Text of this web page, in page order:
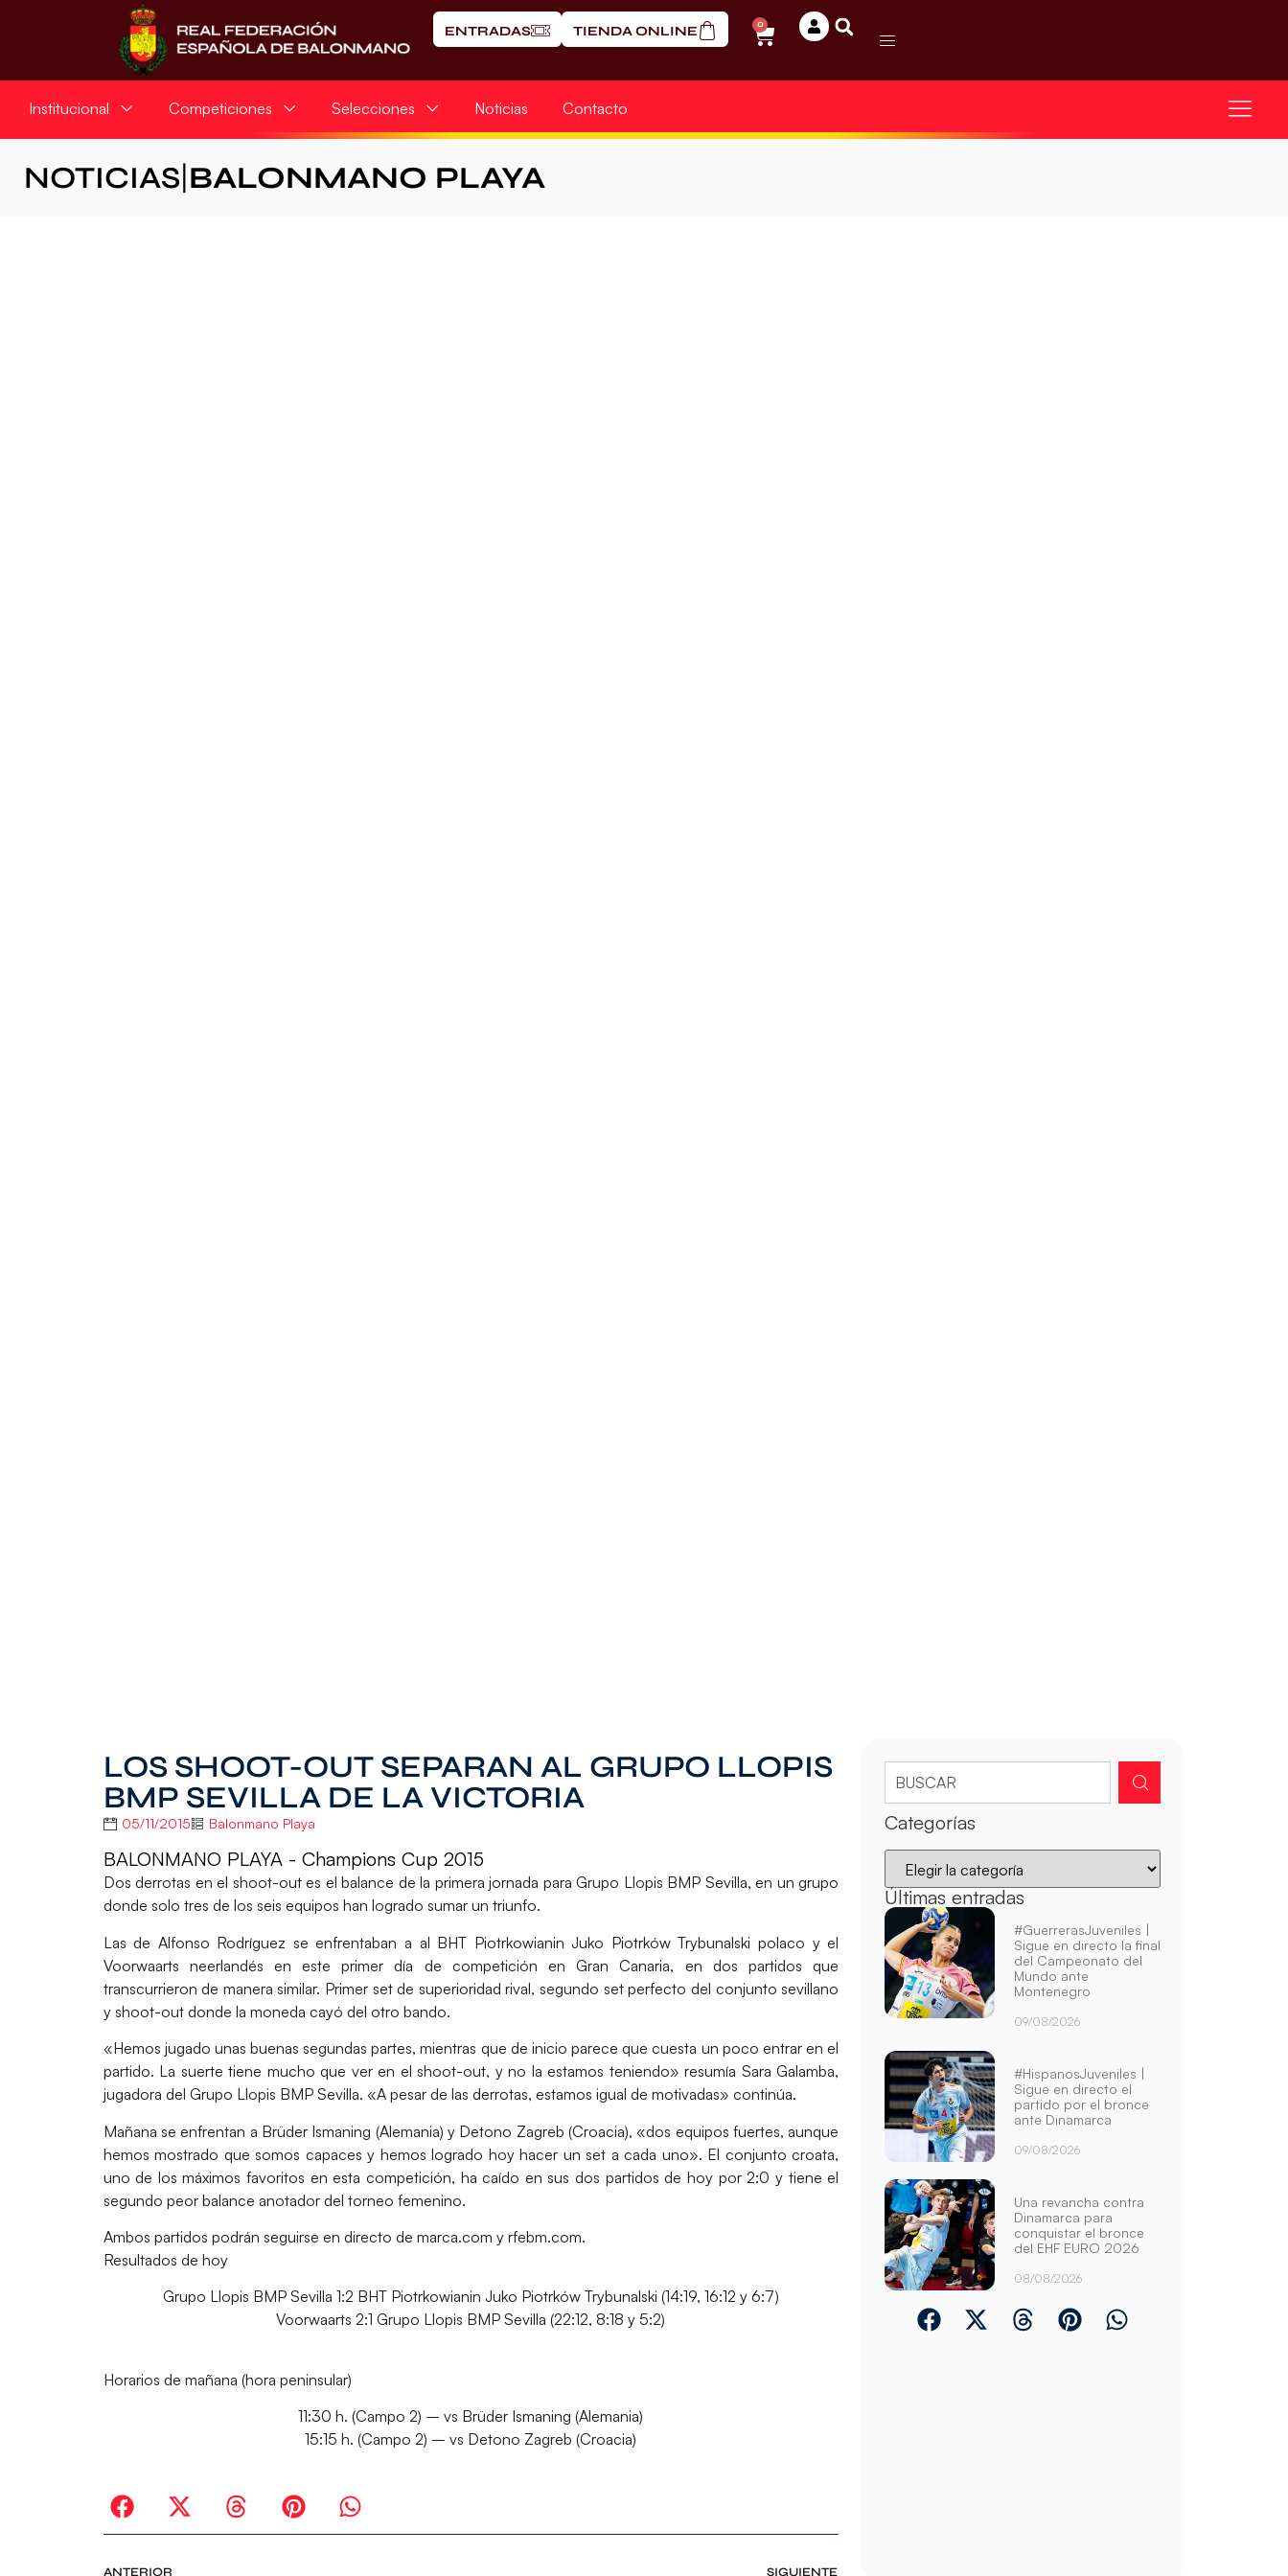
ENTRADAS TIENDA ONLINE 0
Institucional Competiciones Selecciones Noticias Contacto
NOTICIAS BALONMANO PLAYA
LOS SHOOT-OUT SEPARAN AL GRUPO LLOPIS
BMP SEVILLA DE LA VICTORIA
05/11/2015 Balonmano Playa
BALONMANO PLAYA - Champions Cup 2015
Dos derrotas en el shoot-out es el balance de la primera jornada para Grupo Llopis BMP Sevilla, en un grupo
donde solo tres de los seis equipos han logrado sumar un triunfo.
Las de Alfonso Rodríguez se enfrentaban a al BHT Piotrkowianin Juko Piotrków Trybunalski polaco y el
Voorwaarts neerlandés en este primer día de competición en Gran Canaria, en dos partidos que
transcurrieron de manera similar. Primer set de superioridad rival, segundo set perfecto del conjunto sevillano
y shoot-out donde la moneda cayó del otro bando.
«Hemos jugado unas buenas segundas partes, mientras que de inicio parece que cuesta un poco entrar en el
partido. La suerte tiene mucho que ver en el shoot-out, y no la estamos teniendo» resumía Sara Galamba,
jugadora del Grupo Llopis BMP Sevilla. «A pesar de las derrotas, estamos igual de motivadas» continúa.
Mañana se enfrentan a Brüder Ismaning (Alemania) y Detono Zagreb (Croacia), «dos equipos fuertes, aunque
hemos mostrado que somos capaces y hemos logrado hoy hacer un set a cada uno». El conjunto croata,
uno de los máximos favoritos en esta competición, ha caído en sus dos partidos de hoy por 2:0 y tiene el
segundo peor balance anotador del torneo femenino.
Ambos partidos podrán seguirse en directo de marca.com y rfebm.com.
Resultados de hoy
Grupo Llopis BMP Sevilla 1:2 BHT Piotrkowianin Juko Piotrków Trybunalski (14:19, 16:12 y 6:7)
Voorwaarts 2:1 Grupo Llopis BMP Sevilla (22:12, 8:18 y 5:2)
Horarios de mañana (hora peninsular)
11:30 h. (Campo 2) – vs Brüder Ismaning (Alemania)
15:15 h. (Campo 2) – vs Detono Zagreb (Croacia)
ANTERIOR SIGUIENTE
Categorías
Últimas entradas
#GuerrerasJuveniles |
Sigue en directo la final
del Campeonato del
Mundo ante
Montenegro
09/08/2026
#HispanosJuveniles |
Sigue en directo el
partido por el bronce
ante Dinamarca
09/08/2026
Una revancha contra
Dinamarca para
conquistar el bronce
del EHF EURO 2026
08/08/2026